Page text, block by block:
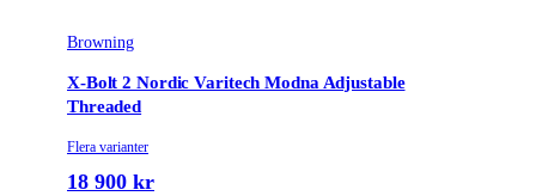
Browning
X-Bolt 2 Nordic Varitech Modna Adjustable
Threaded
Flera varianter
18 900 kr